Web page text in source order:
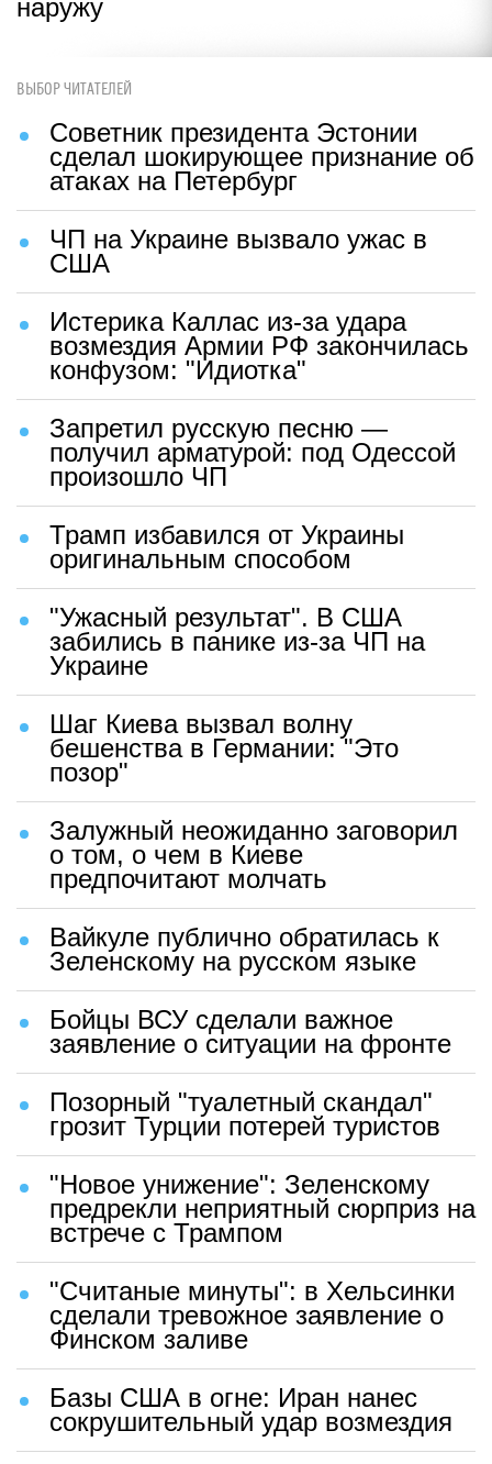
наружу
ВЫБОР ЧИТАТЕЛЕЙ
Советник президента Эстонии
сделал шокирующее признание об
атаках на Петербург
ЧП на Украине вызвало ужас в
США
Истерика Каллас из-за удара
возмездия Армии РФ закончилась
конфузом: "Идиотка"
Запретил русскую песню —
получил арматурой: под Одессой
произошло ЧП
Трамп избавился от Украины
оригинальным способом
"Ужасный результат". В США
забились в панике из-за ЧП на
Украине
Шаг Киева вызвал волну
бешенства в Германии: "Это
позор"
Залужный неожиданно заговорил
о том, о чем в Киеве
предпочитают молчать
Вайкуле публично обратилась к
Зеленскому на русском языке
Бойцы ВСУ сделали важное
заявление о ситуации на фронте
Позорный "туалетный скандал"
грозит Турции потерей туристов
"Новое унижение": Зеленскому
предрекли неприятный сюрприз на
встрече с Трампом
"Считаные минуты": в Хельсинки
сделали тревожное заявление о
Финском заливе
Базы США в огне: Иран нанес
сокрушительный удар возмездия